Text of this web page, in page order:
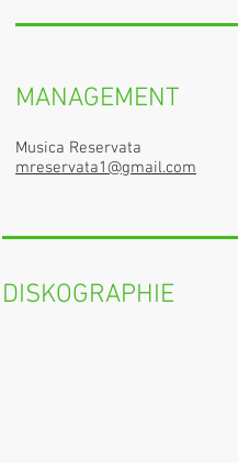
MANAGEMENT
Musica Reservata
mreservata1@gmail.com
DISKOGRAPHIE